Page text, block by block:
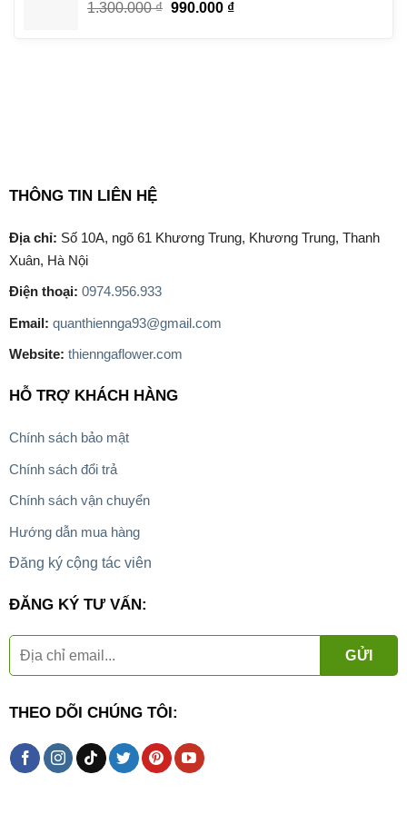
1.300.000₫ Giá
990.000 ₫Giá
THÔNG TIN LIÊN HỆ
Địa chỉ: Số 10A, ngõ 61 Khương Trung, Khương Trung, Thanh
Xuân, Hà Nội
Điện thoại: 0974.956.933
Email: quanthiennga93@gmail.com
Website: thienngaflower.com
HỖ TRỢ KHÁCH HÀNG
Chính sách bảo mật
Chính sách đổi trả
Chính sách vận chuyển
Hướng dẫn mua hàng
Đăng ký cộng tác viên
ĐĂNG KÝ TƯ VẤN:
THEO DÕI CHÚNG TÔI: